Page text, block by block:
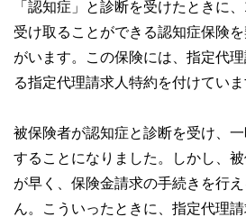
「認知症」と診断を受けたときに
受け取ることができる認知症保険
がいます。この保険には、指定代
る指定代理請求人特約を付けていま
被保険者が認知症と診断を受け、
することになりました。しかし、
が早く、保険金請求の手続きを行
ん。こういったときに、指定代理